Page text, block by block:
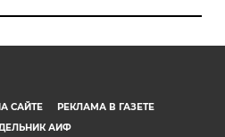
САЙТЕ
РЕКЛАМА В ГАЗЕТЕ
АИФ